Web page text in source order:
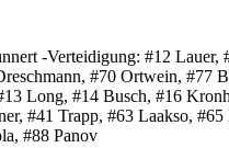
-Verteidigung: #12 Lauer,
#70 Ortwein, #77
Long, #14 Busch, #16
#41 Trapp, #63 Laakso, #65
#88 Panov